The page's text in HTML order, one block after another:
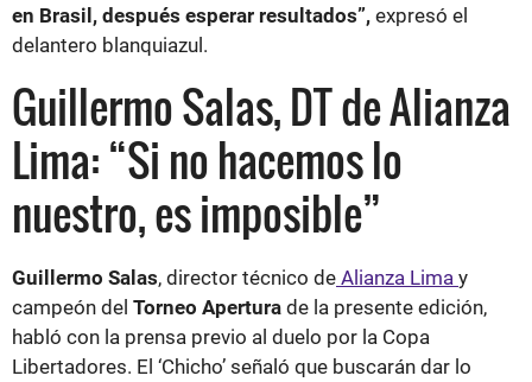
en Brasil, después esperar resultados”, expresó el
delantero blanquiazul.
Guillermo Salas, DT de Alianza
Lima: “Si no hacemos lo
nuestro, es imposible”
Guillermo Salas, director técnico de Alianza Lima y
campeón del Torneo Apertura de la presente edición,
habló con la prensa previo al duelo por la Copa
Libertadores. El ‘Chicho’ señaló que buscarán dar lo